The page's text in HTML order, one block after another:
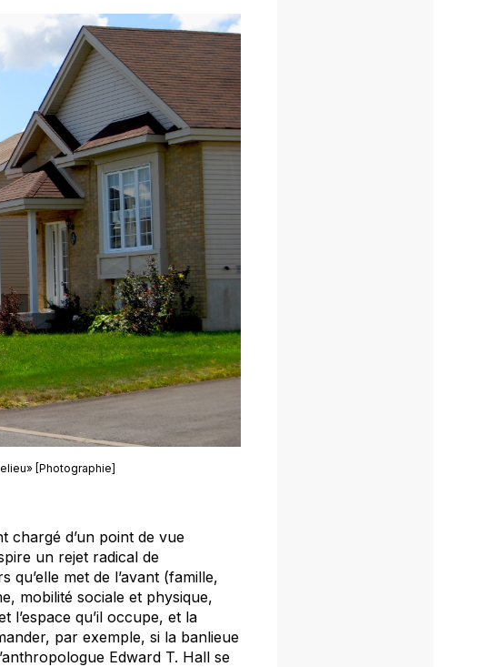
[Photographie]
chargé d’un point de vue
un rejet radical de
qu’elle met de l’avant (famille,
mobilité sociale et physique,
l’espace qu’il occupe, et la
par exemple, si la banlieue
Edward T. Hall se